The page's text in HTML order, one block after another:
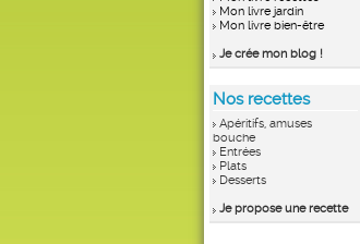
Mon livre jardin
Mon livre bien-être
Je crée mon blog !
Nos recettes
Apéritifs, amuses
bouche
Entrées
Plats
Desserts
Je propose une recette